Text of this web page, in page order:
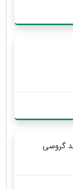
گروسی